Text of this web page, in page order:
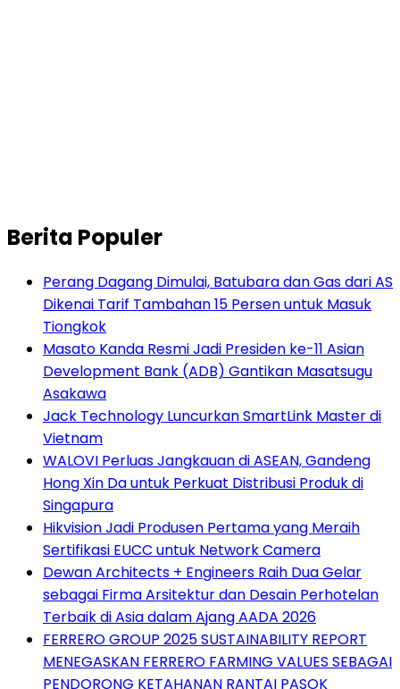
Berita Populer
Perang Dagang Dimulai, Batubara dan Gas dari AS
Dikenai Tarif Tambahan 15 Persen untuk Masuk
Tiongkok
Masato Kanda Resmi Jadi Presiden ke-11 Asian
Development Bank (ADB) Gantikan Masatsugu
Asakawa
Jack Technology Luncurkan SmartLink Master di
Vietnam
WALOVI Perluas Jangkauan di ASEAN, Gandeng
Hong Xin Da untuk Perkuat Distribusi Produk di
Singapura
Hikvision Jadi Produsen Pertama yang Meraih
Sertifikasi EUCC untuk Network Camera
Dewan Architects + Engineers Raih Dua Gelar
sebagai Firma Arsitektur dan Desain Perhotelan
Terbaik di Asia dalam Ajang AADA 2026
FERRERO GROUP 2025 SUSTAINABILITY REPORT
MENEGASKAN FERRERO FARMING VALUES SEBAGAI
PENDORONG KETAHANAN RANTAI PASOK